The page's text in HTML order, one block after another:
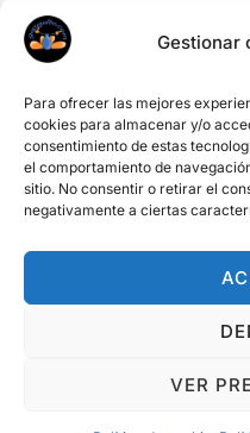
Gestionar
Para ofrecer las mejores
cookies para almacenar y/o
consentimiento de estas
el comportamiento de
sitio. No consentir o retirar el
negativamente a ciertas
VER
Newsletter
noticias.
Acepto Información
Acepto